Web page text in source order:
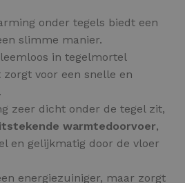
onder tegels biedt een
slimme manier.
in tegelmortel
voor een snelle en
zeer dicht onder de tegel zit,
warmtedoorvoer,
en gelijkmatig door de vloer
energiezuiniger, maar zorgt